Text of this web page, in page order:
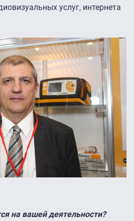
услуг, интернета
на вашей деятельности?